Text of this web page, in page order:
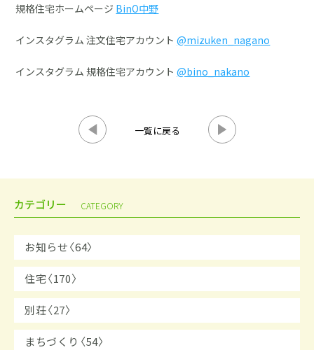
規格住宅ホームページ BinO中野
インスタグラム 注文住宅アカウント@mizuken_nagano
インスタグラム 規格住宅アカウント@bino_nakano
一覧に戻る
カテゴリー CATEGORY
お知らせ〈64〉
住宅〈170〉
別荘〈27〉
まちづくり〈54〉